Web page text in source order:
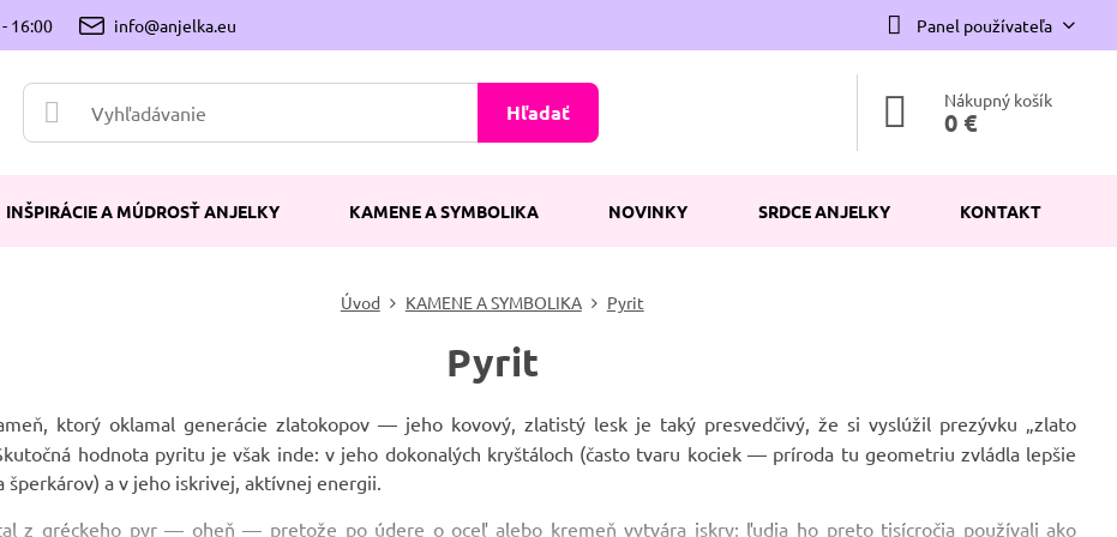
16:00 info@anjelka.eu Panel používateľa
Hľadať Nákupný košík
0 €
INŠPIRÁCIE A MÚDROSŤ ANJELKY KAMENE A SYMBOLIKA NOVINKY SRDCE ANJELKY KONTAKT
Úvod KAMENE A SYMBOLIKA Pyrit
Pyrit
ktorý oklamal generácie zlatokopov — jeho kovový, zlatistý lesk je taký presvedčivý, že si vyslúžil prezývku „zlato
hodnota pyritu je však inde: v jeho dokonalých kryštáloch (často tvaru kociek — príroda tu geometriu zvládla lepšie
šperkárov) a v jeho iskrivej, aktívnej energii.
z gréckeho pyr — oheň — pretože po údere o oceľ alebo kremeň vytvára iskry; ľudia ho preto tisícročia používali ako